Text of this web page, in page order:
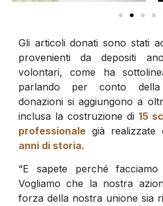
Gli articoli donati sono stati
provenienti da depositi
volontari, come ha
parlando per conto della
donazioni si aggiungono a
inclusa la costruzione di 15
professionalegià realizzate
anni di storia.
“E sapete perché
Vogliamo che la nostra
forza della nostra unione sia